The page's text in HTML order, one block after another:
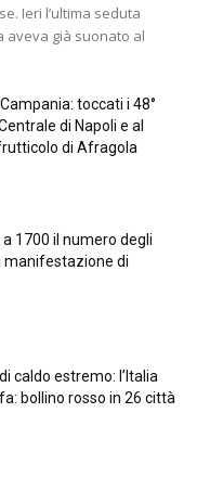
Ieri l’ultima seduta
aveva già suonato al
toccati i 48°
di Napoli e al
di Afragola
1700 il numero degli
manifestazione di
caldo estremo: l’Italia
bollino rosso in 26 città